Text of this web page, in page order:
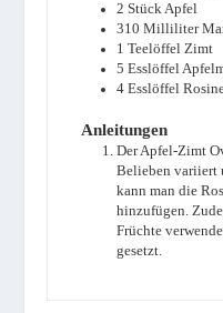
2 StückApfel
310 Milliliter
1 Teelöffel Zimt
5 Esslöffel
4 Esslöffel
Anleitungen
Der Apfel-Zimt
Belieben variiert
kann man die
hinzufügen.
Früchte
gesetzt.